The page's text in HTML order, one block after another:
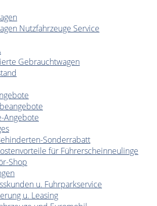
Nutzfahrzeuge Service
Gebrauchtwagen
Angebote
Sonderrabatt
für Führerscheinneulinge
Shop
u. Fuhrparkservice
u. Leasing